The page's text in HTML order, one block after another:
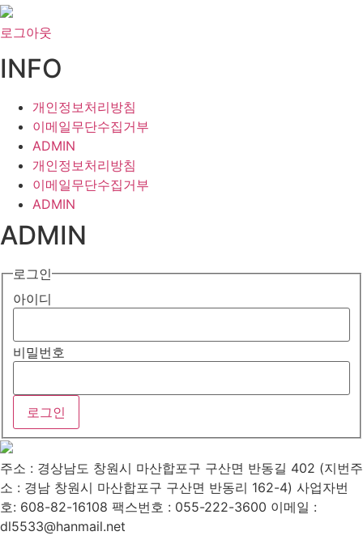
로그아웃
INFO
개인정보처리방침
이메일무단수집거부
ADMIN
개인정보처리방침
이메일무단수집거부
ADMIN
ADMIN
로그인
아이디
비밀번호
주소 : 경상남도 창원시 마산합포구 구산면 반동길 402 (지번주
소 : 경남 창원시 마산합포구 구산면 반동리 162-4) 사업자번
호: 608-82-16108 팩스번호 : 055-222-3600 이메일 :
dl5533@hanmail.net